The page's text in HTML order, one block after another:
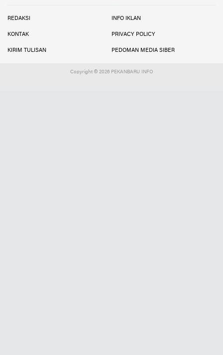
REDAKSI INFO IKLAN
KONTAK PRIVACY POLICY
KIRIM TULISAN PEDOMAN MEDIA SIBER
Copyright © 2026 PEKANBARU INFO